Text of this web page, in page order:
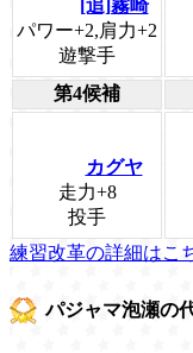
[追]霧崎
パワー+2,肩力+2
遊撃手
第4候補
カグヤ
走力+8
投手
練習改革の詳細はこ
パジャマ泡瀬の